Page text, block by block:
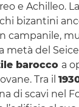
e Achilleo.
bizantini
campanile,
metà del
barocco a
Tra il
di scavi nel